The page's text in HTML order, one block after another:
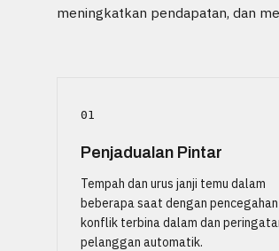
meningkatkan pendapatan, dan
01
Penjadualan Pintar
Tempah dan urus janji temu dalam
beberapa saat dengan pencegahan
konflik terbina dalam dan
pelanggan automatik.